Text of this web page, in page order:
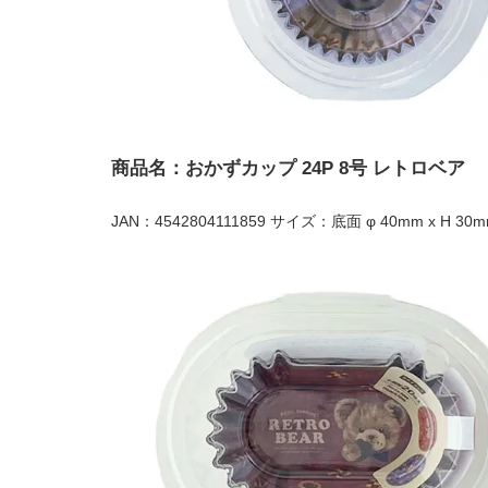
商品名：おかずカップ 24P 8号 レトロベア
JAN：4542804111859 サイズ：底面 φ 40mm x H